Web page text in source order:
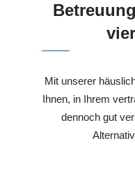
Mit unserer
Ihnen, in Ihrem
dennoch gut